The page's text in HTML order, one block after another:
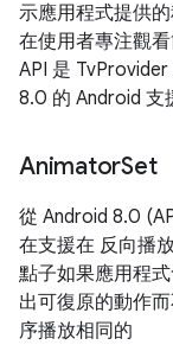
示應用程式提供
在使用者專注觀
API 是
8.0 的 Android 支
AnimatorSet
從 Android 8.0
在支援在 反向播
點子如果應用程
出可復原的動作
序播放相同的